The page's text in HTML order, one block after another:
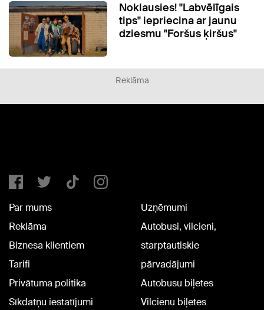
Noklausies! "Labvēlīgais
tips" iepriecina ar jaunu
dziesmu "Foršus ķiršus"
Reklāma
Par mums
Reklāma
Biznesa klientiem
Tarifi
Privātuma politika
Sīkdatņu iestatījumi
Uzņēmumi
Autobusi, vilcieni,
starptautiskie
pārvadājumi
Autobusu biļetes
Vilcienu biļetes